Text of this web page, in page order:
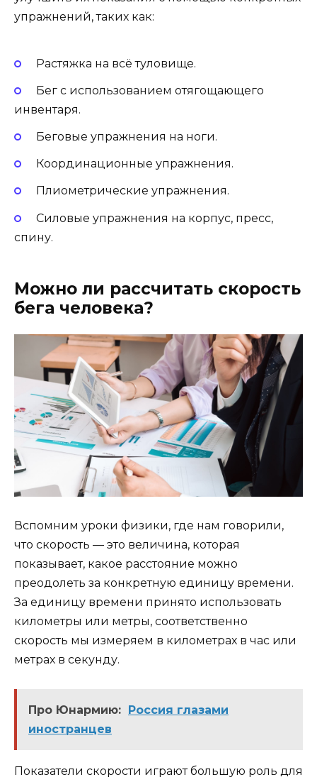
упражнений, таких как:
Растяжка на всё туловище.
Бег с использованием отягощающего
инвентаря.
Беговые упражнения на ноги.
Координационные упражнения.
Плиометрические упражнения.
Силовые упражнения на корпус, пресс,
спину.
Можно ли рассчитать скорость
бега человека?
Вспомним уроки физики, где нам говорили,
что скорость — это величина, которая
показывает, какое расстояние можно
преодолеть за конкретную единицу времени.
За единицу времени принято использовать
километры или метры, соответственно
скорость мы измеряем в километрах в час или
метрах в секунду.
Про Юнармию: Россия глазами
иностранцев
Показатели скорости играют большую роль для